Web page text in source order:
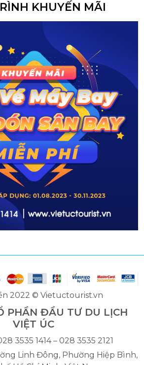
KHUYẾN MÃI
2022 © Vietuctourist.vn
PHẦN ĐẦU TƯ DU LỊCH
VIỆT ÚC
3535 1414 – 028 3535 2121
Linh Đông, Phường Hiệp Bình,